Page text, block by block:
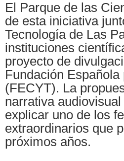
El Parque de las
de esta iniciativa
Tecnología de Las
instituciones
proyecto de
Fundación
(FECYT). La
narrativa
explicar uno de los
extraordinarios que
próximos años.